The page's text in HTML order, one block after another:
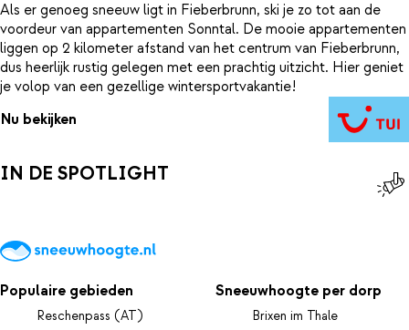
Als er genoeg sneeuw ligt in Fieberbrunn, ski je zo tot aan de
voordeur van appartementen Sonntal. De mooie appartementen
liggen op 2 kilometer afstand van het centrum van Fieberbrunn,
dus heerlijk rustig gelegen met een prachtig uitzicht. Hier geniet
je volop van een gezellige wintersportvakantie!
Nu bekijken
IN DE SPOTLIGHT
Populaire gebieden
Reschenpass (AT)
Sneeuwhoogte per dorp
Brixen im Thale